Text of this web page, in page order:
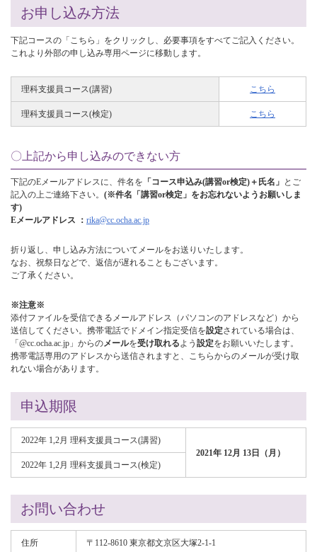
お申し込み方法
下記コースの「こちら」をクリックし、必要事項をすべてご記入ください。
これより外部の申し込み専用ページに移動します。
理科支援員コース(講習) こちら
理科支援員コース(検定) こちら
〇上記から申し込みのできない方
下記のEメールアドレスに、件名を 「コース申込み(講習or検定)＋氏名」 とご
記入の上ご連絡下さい。 (※件名「講習or検定」をお忘れないようお願いしま
す)
Eメールアドレス ： rika@cc.ocha.ac.jp
折り返し、申し込み方法についてメールをお送りいたします。
なお、祝祭日などで、返信が遅れることもございます。
ご了承ください。
※注意※
添付ファイルを受信できるメールアドレス（パソコンのアドレスなど）から
送信してください。携帯電話でドメイン指定受信を設定されている場合は、
「@cc.ocha.ac.jp」からの メールを受け取れる よう 設定をお願いいたします。
携帯電話専用のアドレスから送信されますと、こちらからのメールが受け取
れない場合があります。
申込期限
2022年 1,2月 理科支援員コース(講習)
2021年 12月 13日（月）
2022年 1,2月 理科支援員コース(検定)
お問い合わせ
住所 〒112-8610 東京都文京区大塚2-1-1